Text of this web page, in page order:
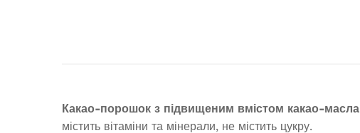
Какао-порошок з підвищеним вмістом какао-масла
містить вітаміни та мінерали, не містить цукру.